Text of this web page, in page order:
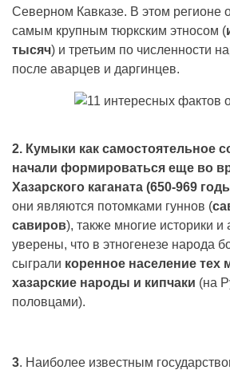
Северном Кавказе. В этом регионе
самым крупным тюркским этносом (
тысяч) и третьим по численности
после аварцев и даргинцев.
2. Кумыки как самостоятельное
начали формироваться еще во
Хазарского каганата (650-969
они являются потомками гуннов (
савиров), также многие историки и
уверены, что в этногенезе народа
сыграли коренное население тех
хазарские народы и кипчаки (на
половцами).
3. Наиболее известным